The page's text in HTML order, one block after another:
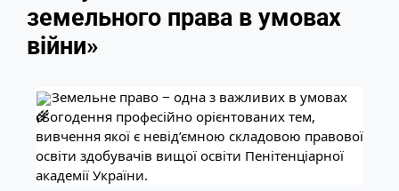
земельного права в умовах
війни»
Земельне право − одна з важливих в умовах
сьогодення професійно орієнтованих тем,
вивчення якої є невід’ємною складовою правової
освіти здобувачів вищої освіти Пенітенціарної
академії України.